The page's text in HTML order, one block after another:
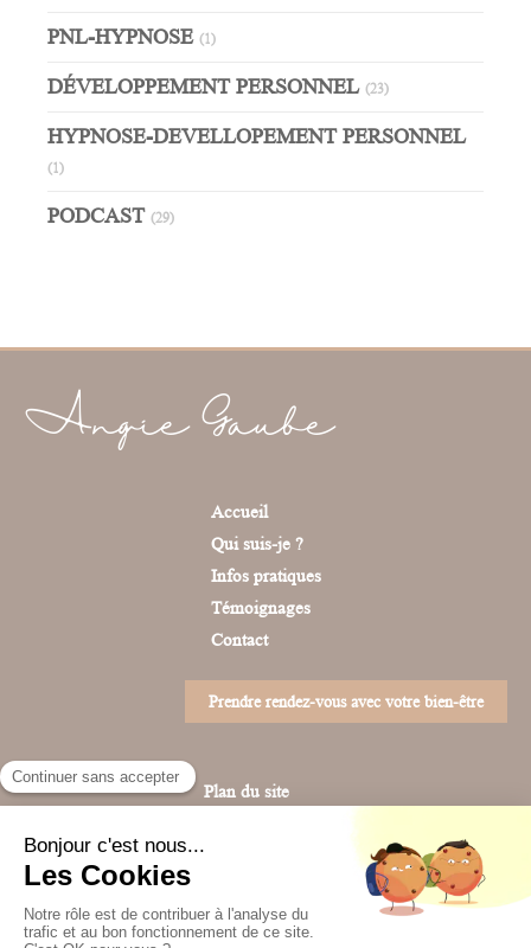
PNL-HYPNOSE (1)
DÉVELOPPEMENT PERSONNEL (23)
HYPNOSE-DEVELLOPEMENT PERSONNEL
(1)
PODCAST (29)
Angie Gaube
Accueil
Qui suis-je ?
Infos pratiques
Témoignages
Contact
Prendre rendez-vous avec votre bien-être
Plan du site